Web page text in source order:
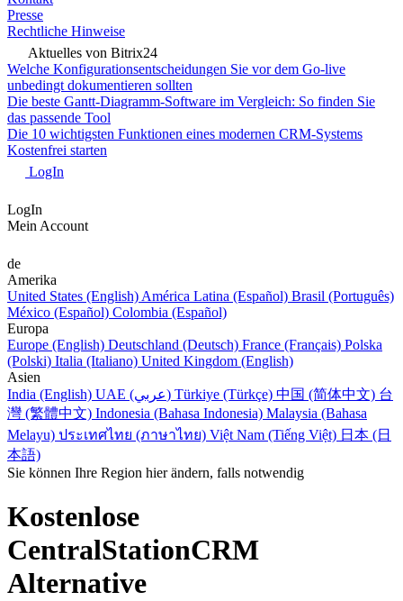
Presse
Rechtliche Hinweise
Aktuelles von Bitrix24
Welche Konfigurationsentscheidungen Sie vor dem Go-live
unbedingt dokumentieren sollten
Die beste Gantt-Diagramm-Software im Vergleich: So finden Sie
das passende Tool
Die 10 wichtigsten Funktionen eines modernen CRM-Systems
Kostenfrei starten
LogIn
LogIn
Mein Account
de
Amerika
United States (English) América Latina (Español) Brasil (Português)
México (Español) Colombia (Español)
Europa
Europe (English) Deutschland (Deutsch) France (Français) Polska
(Polski) Italia (Italiano) United Kingdom (English)
Asien
India (English)
UAE (عربي) Türkiye (Türkçe) 中国 (简体中文) 台
灣 (繁體中文) Indonesia (Bahasa Indonesia) Malaysia (Bahasa
Melayu) ประเทศไทย (ภาษาไทย) Việt Nam (Tiếng Việt) 日本 (日
本語)
Sie können Ihre Region hier ändern, falls notwendig
Kostenlose
CentralStationCRM
Alternative